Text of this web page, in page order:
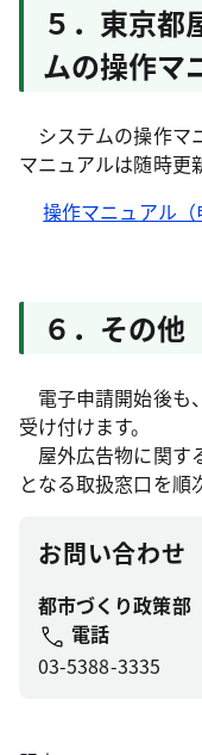
５．東京都
ムの操作マ
システムの操作マ
マニュアルは随時更
操作マニュアル（
６．その他
電子申請開始後も
受け付けます。
屋外広告物に関す
となる取扱窓口を順
お問い合わせ
都市づくり政策
電話
03-5388-3335